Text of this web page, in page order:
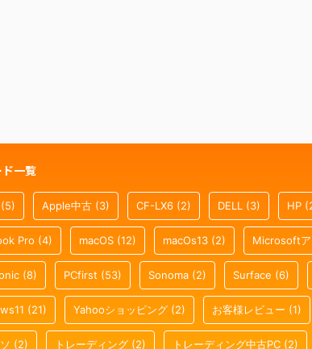
一覧
(5) Apple中古 (3) CF-LX6 (2) DELL (3) HP
Pro (4) macOS (12) macOs13 (2) Microsoftア
(8) PCfirst (53) Sonoma (2) Surface (6)
(21) Yahooショッピング (2) お客様レビュー (1)
(2) トレーディング (2) トレーディング中古PC (2)